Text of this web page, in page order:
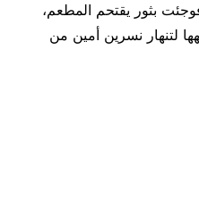
بثور يقتحم المطعم،
لتنهار نسرين أمين من